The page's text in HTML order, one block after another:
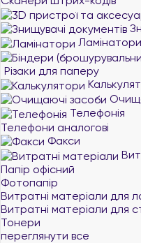
Ламінатори
Різаки для паперу
Телефонія
Телефони аналогові
Факси
Папір офісний
Фотопапір
Витратні матеріали для
Витратні матеріали для
Тонери
переглянути все